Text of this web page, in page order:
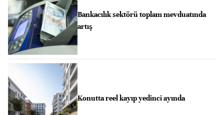
Bankacılık sektörü toplam mevduatında
artış
Konutta reel kayıp yedinci ayında